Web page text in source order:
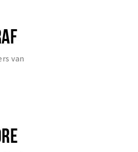
van